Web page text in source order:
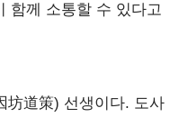
함께 소통할 수 있다고
坊道策) 선생이다. 도사